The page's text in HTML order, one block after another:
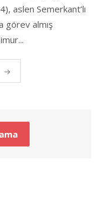
aslen Semerkant’lı
görev almış
→